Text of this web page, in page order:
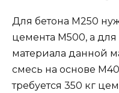
Для бетона М250
цемента М500, а для
материала данной
смесь на основе
требуется 350 кг